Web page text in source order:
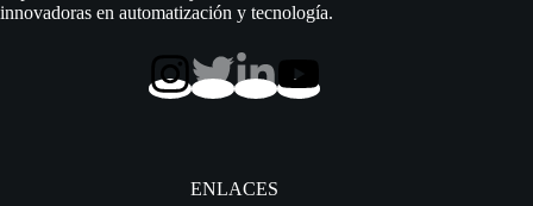
innovadoras en automatización y tecnología.
ENLACES